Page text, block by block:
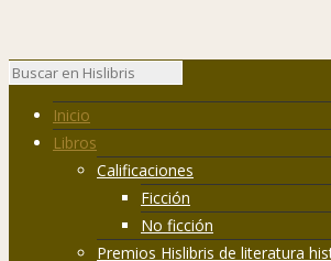
Inicio
Libros
Calificaciones
Ficción
No ficción
Premios Hislibris de literatura